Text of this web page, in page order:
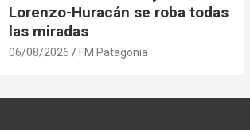
Lorenzo-Huracán se roba todas
las miradas
06/08/2026 FM Patagonia